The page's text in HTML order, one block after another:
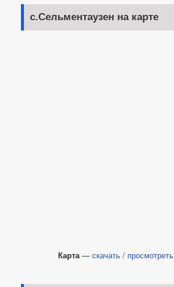
с.Сельментаузен на карте
Карта — скачать / просмотреть